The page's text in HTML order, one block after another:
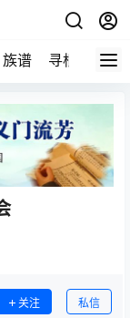
族谱 寻根
关注 私信